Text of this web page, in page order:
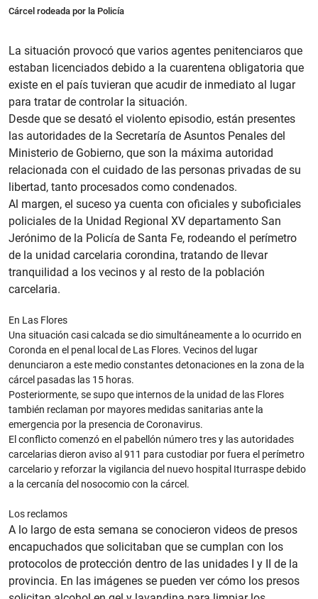
Cárcel rodeada por la Policía
La situación provocó que varios agentes penitenciaros que
estaban licenciados debido a la cuarentena obligatoria que
existe en el país tuvieran que acudir de inmediato al lugar
para tratar de controlar la situación.
Desde que se desató el violento episodio, están presentes
las autoridades de la Secretaría de Asuntos Penales del
Ministerio de Gobierno, que son la máxima autoridad
relacionada con el cuidado de las personas privadas de su
libertad, tanto procesados como condenados.
Al margen, el suceso ya cuenta con oficiales y suboficiales
policiales de la Unidad Regional XV departamento San
Jerónimo de la Policía de Santa Fe, rodeando el perímetro
de la unidad carcelaria corondina, tratando de llevar
tranquilidad a los vecinos y al resto de la población
carcelaria.
En Las Flores
Una situación casi calcada se dio simultáneamente a lo ocurrido en
Coronda en el penal local de Las Flores. Vecinos del lugar
denunciaron a este medio constantes detonaciones en la zona de la
cárcel pasadas las 15 horas.
Posteriormente, se supo que internos de la unidad de las Flores
también reclaman por mayores medidas sanitarias ante la
emergencia por la presencia de Coronavirus.
El conflicto comenzó en el pabellón número tres y las autoridades
carcelarias dieron aviso al 911 para custodiar por fuera el perímetro
carcelario y reforzar la vigilancia del nuevo hospital Iturraspe debido
a la cercanía del nosocomio con la cárcel.
Los reclamos
A lo largo de esta semana se conocieron videos de presos
encapuchados que solicitaban que se cumplan con los
protocolos de protección dentro de las unidades I y II de la
provincia. En las imágenes se pueden ver cómo los presos